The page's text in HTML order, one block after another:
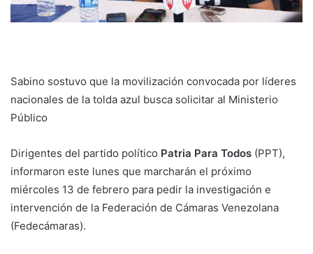
Sabino sostuvo que la movilización convocada por líderes
nacionales de la tolda azul busca solicitar al Ministerio
Público
Dirigentes del partido político Patria Para Todos (PPT),
informaron este lunes que marcharán el próximo
miércoles 13 de febrero para pedir la investigación e
intervención de la Federación de Cámaras Venezolana
(Fedecámaras).